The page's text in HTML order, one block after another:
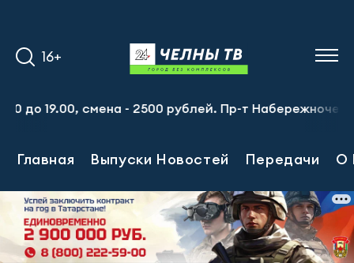
16+
смена - 2500 рублей. Пр-т
Главная Выпуски Новостей Передачи О